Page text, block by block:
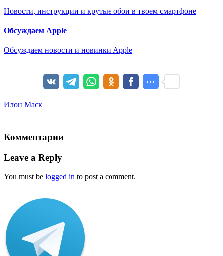
Новости, инструкции и крутые обои в твоем смартфоне
Обсуждаем Apple
Обсуждаем новости и новинки Apple
Илон Маск
Комментарии
Leave a Reply
You must be logged in to post a comment.